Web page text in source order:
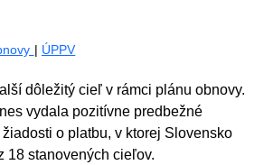
| ÚPPV
dôležitý cieľ v rámci plánu obnovy.
vydala pozitívne predbežné
o platbu, v ktorej Slovensko
18 stanovených cieľov.